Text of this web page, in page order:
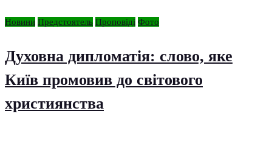
Новини Предстоятель Проповіді Фото
Духовна дипломатія: слово, яке
Київ промовив до світового
християнства